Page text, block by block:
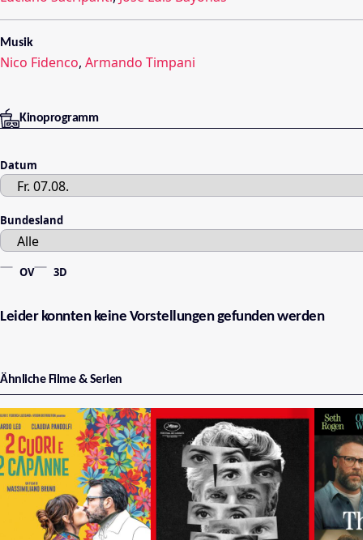
Musik
Nico Fidenco, Armando Timpani
Kinoprogramm
Datum
Bundesland
OV 3D
Leider konnten keine Vorstellungen gefunden werden
Ähnliche Filme & Serien